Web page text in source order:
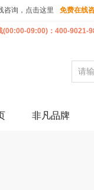
咨询，点击这里 免费在线
(00:00-09:00)：400-9021-
非凡品牌